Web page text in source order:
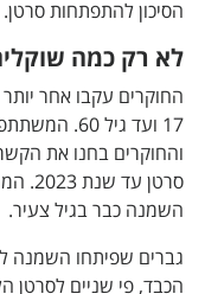
הסיכון להתפתחות סרטן.
לא רק כמה
17 ועד
והחוקרים בחנו את
סרטן
השמנה כבר בגיל צעיר.